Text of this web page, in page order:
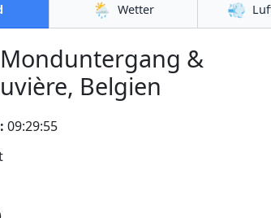
🌦️ Wetter 💨
&
Belgien
09:29:56